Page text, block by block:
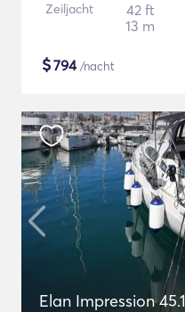
Zeiljacht
42 ft
13 m
$794/nacht
Elan Impression 45.1